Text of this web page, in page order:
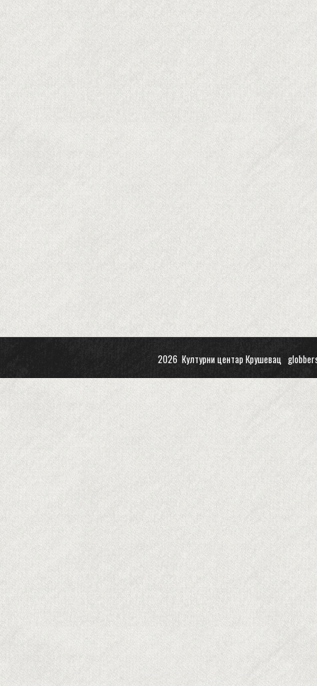
2026 Културни центар Крушевац